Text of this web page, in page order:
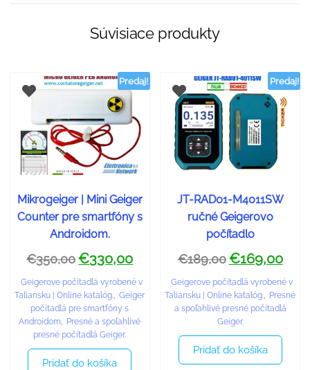
Súvisiace produkty
Predaj!
Mikrogeiger | Mini Geiger
Counter pre smartfóny s
Androidom.
€350,00€330,00
Geigerove počítadlá vyrobené v
Taliansku | Online katalóg.
Geiger
počítadlá pre smartfóny s
Androidom
Presné a spoľahlivé
presné počítadlá Geiger.
Pridať do košíka
Predaj!
JT-RAD01-M4011SW
ručné Geigerovo
počítadlo
€189,00 €169,00
Geigerove počítadlá vyrobené v
Taliansku | Online katalóg.
Presné
a spoľahlivé presné počítadlá
Geiger.
Pridať do košíka